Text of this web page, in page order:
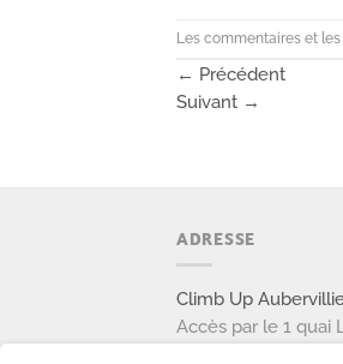
Les commentaires et
← Précédent
Suivant →
ADRESSE
Climb Up
Accès par le 1 quai